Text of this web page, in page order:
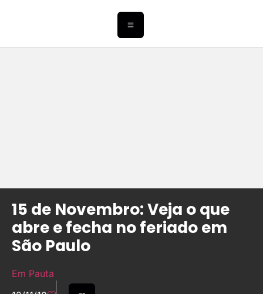
15 de Novembro: Veja o que
abre e fecha no feriado em
São Paulo
Em Pauta